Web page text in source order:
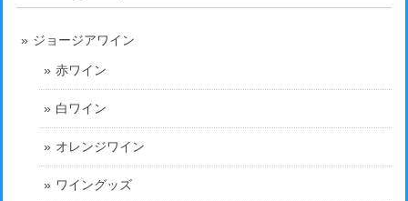
ジョージアワイン
赤ワイン
白ワイン
オレンジワイン
ワイングッズ